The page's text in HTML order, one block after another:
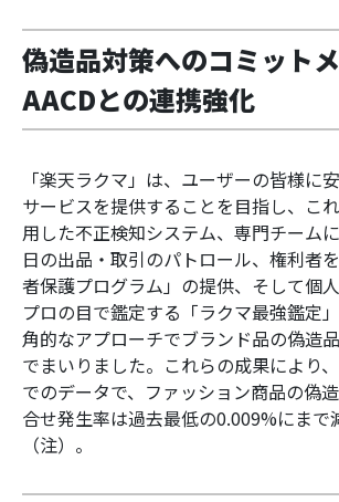
偽造品対策へのコミット
AACDとの連携強化
「楽天ラクマ」は、ユーザーの皆様に
サービスを提供することを目指し、こ
用した不正検知システム、専門チーム
日の出品・取引のパトロール、権利者
者保護プログラム」の提供、そして個
プロの目で鑑定する「ラクマ最強鑑定
角的なアプローチでブランド品の偽造
でまいりました。これらの成果により
でのデータで、ファッション商品の偽
合せ発生率は過去最低の0.009%にまで
（注）。